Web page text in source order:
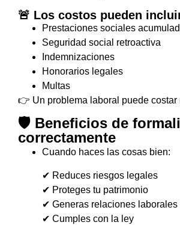
🚨 Los costos pueden
Prestaciones sociales
Seguridad social retroactiva
Indemnizaciones
Honorarios legales
Multas
👉 Un problema laboral puede costar
🛡️ Beneficios de
correctamente
Cuando haces las cosas bien:
✔ Reduces riesgos legales
✔ Proteges tu patrimonio
✔ Generas relaciones laborales
✔ Cumples con la ley